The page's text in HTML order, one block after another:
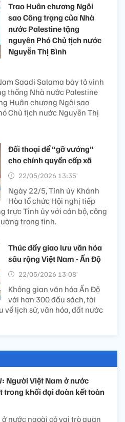
Trao Huân chương Ngôi
sao Công trạng của Nhà
nước Palestine tặng
nguyên Phó Chủ tịch nước
Nguyễn Thị Bình
Saadi Salama bày tỏ vinh
thống Nhà nước Palestine
Huân chương Ngôi sao
Chủ tịch nước Nguyễn Thị
Đối thoại để “gỡ vướng”
cho chính quyền cấp xã
22/05/2026 13:35’
Ngày 22/5, Tỉnh ủy Khánh
Hòa tổ chức Hội nghị tiếp
trực Tỉnh ủy với cán bộ, công
trong tỉnh.
Thúc đẩy giao lưu văn hóa
sâu rộng Việt Nam - Ấn Độ
22/05/2026 13:08’
Không gian văn hóa Ấn Độ
với hơn 300 đầu sách, tài
về lịch sử, văn hóa, đất nước
Người Việt Nam ở nước
trong khối đại đoàn kết toàn
nước ngoài có vai trò quan